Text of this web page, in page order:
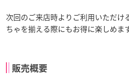
次回のご来店時よりご利用いただけ
ちゃを揃える際にもお得に楽しめま
販売概要